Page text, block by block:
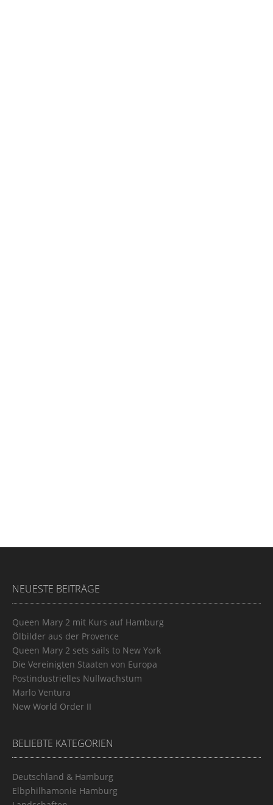
NEUESTE BEITRÄGE
Queen Mary 2 mit Kurs auf Hamburg
Ölbilder aus der Provence
Queen Mary 2 sets sails to New York
Die Vereinigten Staaten von Europa
Postindustrielles Nullwachstum
Marlo Ventura
New World Order II
BELIEBTE KATEGORIEN
Deutschland & Hamburg
Elbphilhamonie Hamburg